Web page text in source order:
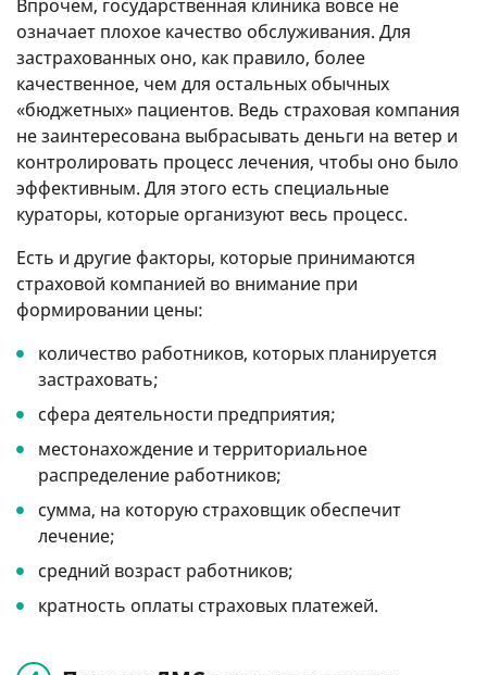
Впрочем, государственная клиника вовсе не
означает плохое качество обслуживания. Для
застрахованных оно, как правило, более
качественное, чем для остальных обычных
«бюджетных» пациентов. Ведь страховая компания
не заинтересована выбрасывать деньги на ветер и
контролировать процесс лечения, чтобы оно было
эффективным. Для этого есть специальные
кураторы, которые организуют весь процесс.
Есть и другие факторы, которые принимаются
страховой компанией во внимание при
формировании цены:
количество работников, которых планируется
застраховать;
сфера деятельности предприятия;
местонахождение и территориальное
распределение работников;
сумма, на которую страховщик обеспечит
лечение;
средний возраст работников;
кратность оплаты страховых платежей.